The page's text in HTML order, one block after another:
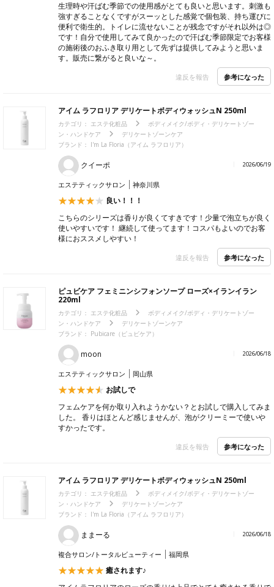
生理時や汗ばむ季節での使用感がとても良いと思います。刺激も
強すぎることなくですがスーッとした感覚で個包装、持ち運びに
便利で衛生的。トイレに流せないことが残念ですがそれ以外は◎
です！自分で使用してみて良かったので汗ばむ季節限定でお客様
の施術後のおふき取り用として先ずは提供してみようと思いま
す。販売に繋がると良いな～。
違反を報告 参考になった
アイム ラフロリア デリケートボディウォッシュN 250ml
カテゴリ： エステ化粧品
ボディメイク/ボディ・デリケートゾー
ン・ハンドケア
デリケートゾーンケア
ブランド： I'm La Floria（アイム ラフロリア）
クイーポ 2026/06/19
エステティックサロン 神奈川県
良い！！！
こちらのシリーズは香りが良くてすきです！少量で泡立ちが良く
使いやすいです！ 継続して使ってます！コスパもよいのでお客
様におススメしやすい！
違反を報告 参考になった
ピュビケア フェミニンシフォンソープ ローズ×イランイラン
220ml
カテゴリ： エステ化粧品
ボディメイク/ボディ・デリケートゾー
ン・ハンドケア
デリケートゾーンケア
ブランド： Pubicare（ピュビケア）
moon 2026/06/18
エステティックサロン 岡山県
お試しで
フェムケアを何か取り入れようかない？とお試しで購入してみま
した。 香りはほとんど感じませんが、泡がクリーミーで使いや
すかったです。
違反を報告 参考になった
アイム ラフロリア デリケートボディウォッシュN 250ml
カテゴリ： エステ化粧品
ボディメイク/ボディ・デリケートゾー
ン・ハンドケア
デリケートゾーンケア
ブランド： I'm La Floria（アイム ラフロリア）
ままーる 2026/06/18
複合サロン/トータルビューティー 福岡県
癒されます♪